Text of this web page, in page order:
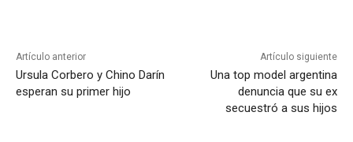
Artículo anterior
Ursula Corbero y Chino Darín
esperan su primer hijo
Artículo siguiente
Una top model argentina
denuncia que su ex
secuestró a sus hijos